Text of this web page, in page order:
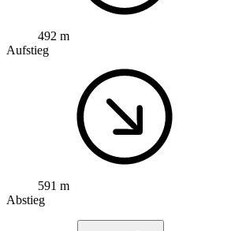
492 m
Aufstieg
591 m
Abstieg